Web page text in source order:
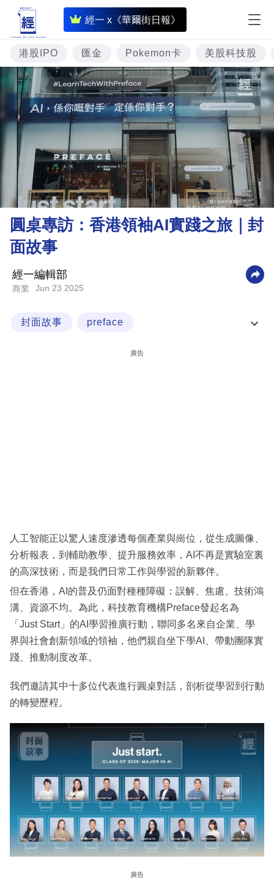
經一 x《華爾街日報》
即
時
財
經
專
題
投
樓
市
理
財
科
區
港股IPO 匯金 Pokemon卡 美股科技股
圓桌專訪：香港領袖AI實踐之旅｜封
面故事
經一編輯部
商業 Jun 23 2025
封面故事 preface
廣告
人工智能正以驚人速度滲透每個產業與崗位，從生成圖像、
分析報表，到輔助教學、提升服務效率，AI不再是實驗室裏
的高深技術，而是我們日常工作與學習的新夥伴。
但在香港，AI的普及仍面對種種障礙：誤解、焦慮、技術鴻
溝、資源不均。為此，科技教育機構Preface發起名為
「Just Start」的AI學習推廣行動，聯同多名來自企業、學
界與社會創新領域的領袖，他們親自坐下學AI、帶動團隊實
踐、推動制度改革。
我們邀請其中十多位代表進行圓桌對話，剖析從學習到行動
的轉變歷程。
廣告